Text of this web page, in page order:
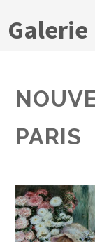
Galerie
PARIS